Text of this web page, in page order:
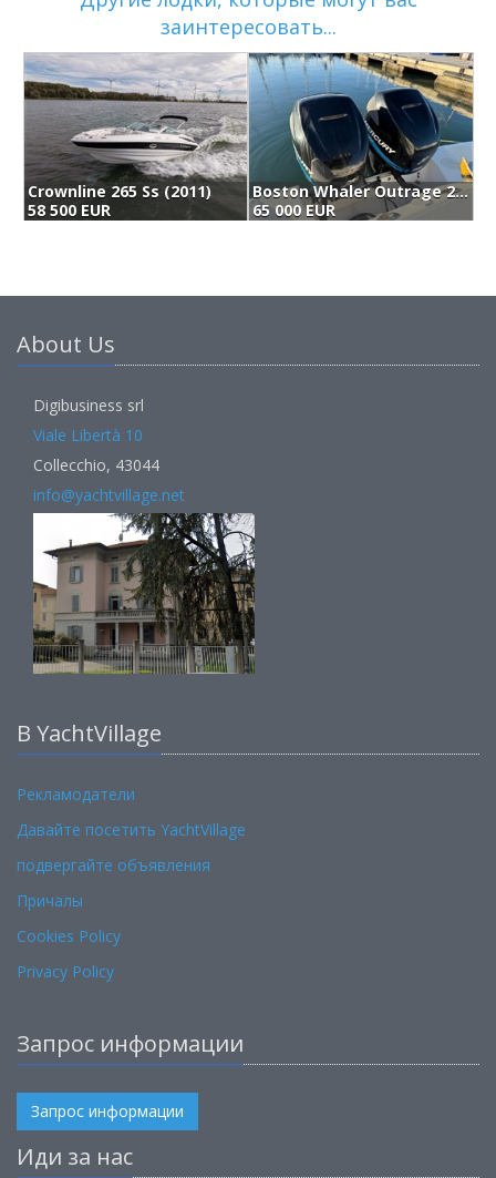
заинтересовать...
Crownline 265 Ss (2011)
58 500 EUR
Boston Whaler Outrage 270 (2005)
65 000 EUR
About Us
Digibusiness srl
Viale Libertà 10
Collecchio, 43044
info@yachtvillage.net
В YachtVillage
Рекламодатели
Давайте посетить YachtVillage
подвергайте объявления
Причалы
Cookies Policy
Privacy Policy
Запрос информации
Запрос информации
Иди за нас